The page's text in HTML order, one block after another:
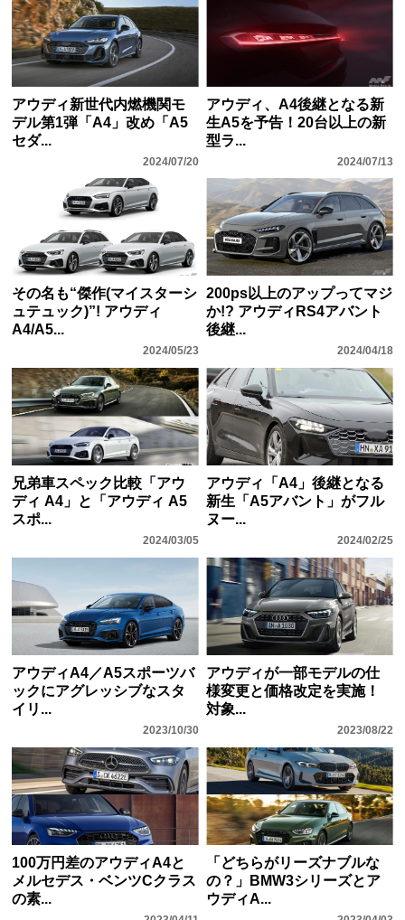
アウディ新世代内燃機関モ
デル第1弾「A4」改め「A5
セダ...
2024/07/20
アウディ、A4後継となる新
生A5を予告！20台以上の新
型ラ...
2024/07/13
その名も“傑作(マイスターシ
ュテュック)”! アウディ
A4/A5...
2024/05/23
200ps以上のアップってマジ
か!? アウディRS4アバント
後継...
2024/04/18
兄弟車スペック比較「アウ
ディ A4」と「アウディ A5
スポ...
2024/03/05
アウディ「A4」後継となる
新生「A5アバント」がフル
ヌー...
2024/02/25
アウディA4／A5スポーツバ
ックにアグレッシブなスタ
イリ...
2023/10/30
アウディが一部モデルの仕
様変更と価格改定を実施！
対象...
2023/08/22
100万円差のアウディA4と
メルセデス・ベンツCクラス
の素...
「どちらがリーズナブルな
の？」BMW3シリーズとア
ウディA...